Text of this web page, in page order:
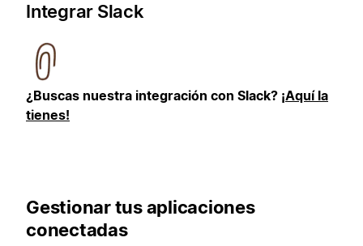
Integrar Slack
¿Buscas nuestra integración con Slack? ¡Aquí la
tienes!
Gestionar tus aplicaciones
conectadas